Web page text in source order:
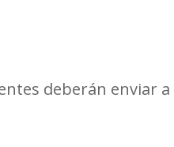
deberán enviar a